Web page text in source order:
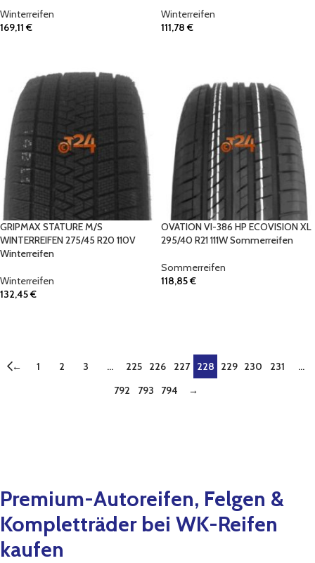
Winterreifen
169,11€
Winterreifen
111,78€
GRIPMAX STATURE M/S
WINTERREIFEN 275/45 R20 110V
Winterreifen
Winterreifen
132,45€
OVATION VI-386 HP ECOVISION XL
295/40 R21 111W Sommerreifen
Sommerreifen
118,85€
← 1 2 3 … 225 226 227 228 229 230 231
…
792
793 794 →
Premium-Autoreifen, Felgen &
Kompletträder bei WK-Reifen
kaufen